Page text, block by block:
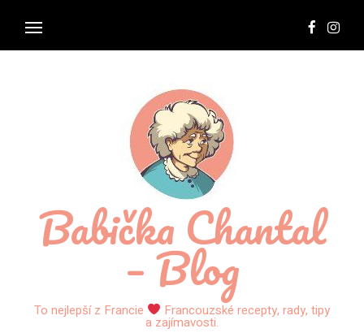
Babička Chantal
– Blog
To nejlepší z Francie Francouzské recepty, rady, tipy
a zajímavosti.